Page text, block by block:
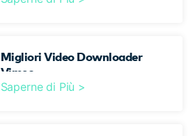
Migliori Video Downloader
Vimeo
Saperne di Più >